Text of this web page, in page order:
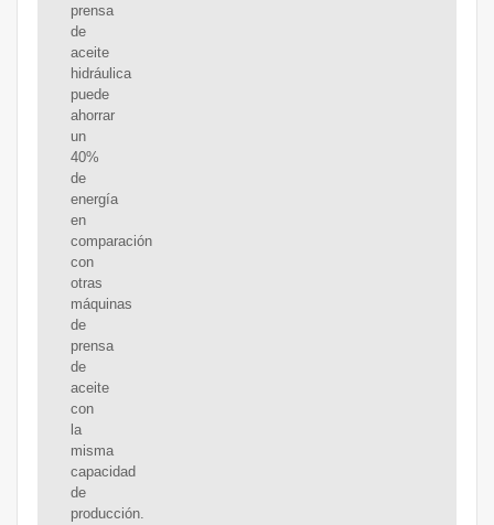
prensa
de
aceite
hidráulica
puede
ahorrar
un
40%
de
energía
en
comparación
con
otras
máquinas
de
prensa
de
aceite
con
la
misma
capacidad
de
producción.